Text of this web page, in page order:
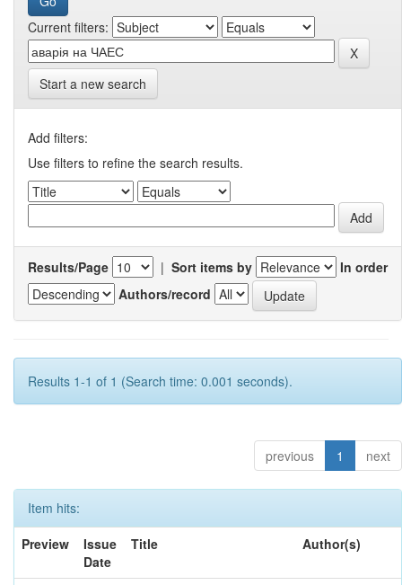
Current filters:
Start a new search
Add filters:
Use filters to refine the search results.
Results/Page | Sort items by
In order
Authors/record
Results 1-1 of 1 (Search time: 0.001 seconds).
previous 1 next
Item hits:
Preview
Issue
Date
Title Author(s)